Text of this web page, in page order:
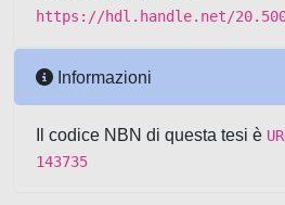
https://hdl.handle.net/
Informazioni
Il codice NBN di questa tesi è
143735